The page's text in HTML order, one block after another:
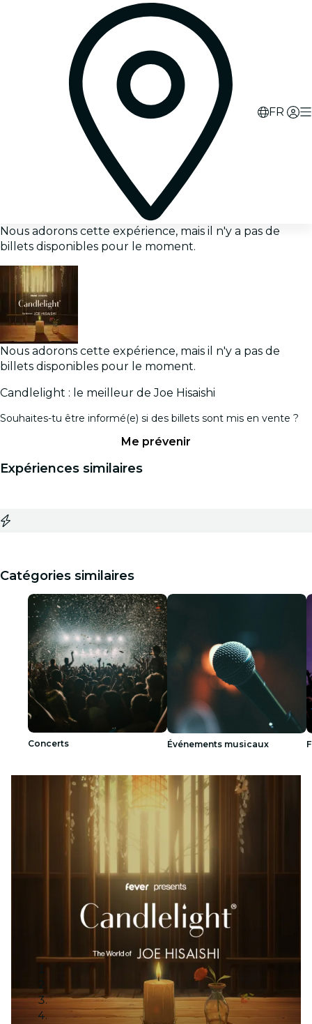
FR
Nous adorons cette expérience, mais il n'y a pas de
billets disponibles pour le moment.
Nous adorons cette expérience, mais il n'y a pas de
billets disponibles pour le moment.
Candlelight : le meilleur de Joe Hisaishi
Souhaites-tu être informé(e) si des billets sont mis en vente ?
Me prévenir
Expériences similaires
Catégories similaires
Concerts Événements musicaux